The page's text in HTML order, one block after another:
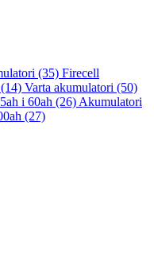
(35) Firecell
(14) Varta akumulatori (50)
i 60ah (26) Akumulatori
(27)